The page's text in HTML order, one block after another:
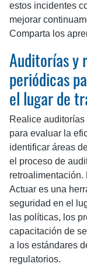
estos incidentes
mejorar
Comparta los
Auditorías y
periódicas
el lugar de
Realice
para evaluar la
identificar áreas
el proceso de
retroalimentación.
Actuar es una
seguridad en el
las políticas, los
capacitación de
a los estándares
regulatorios.